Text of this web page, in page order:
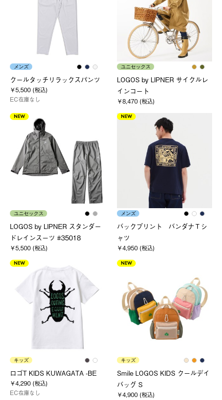
メンズ
クールタッチリラックスパンツ
￥5,500 (税込)
EC在庫なし
ユニセックス
LOGOS by LIPNER サイクルレ
インコート
￥8,470 (税込)
NEW
ユニセックス
LOGOS by LIPNER スタンダー
ドレインスーツ #35018
￥5,500 (税込)
NEW
メンズ
バックプリント バンダナＴシ
ャツ
￥4,950 (税込)
NEW
キッズ
ロゴT KIDS KUWAGATA -BE
￥4,290 (税込)
EC在庫なし
NEW
キッズ
Smile LOGOS KIDS クールデイ
バッグ S
￥4,900 (税込)